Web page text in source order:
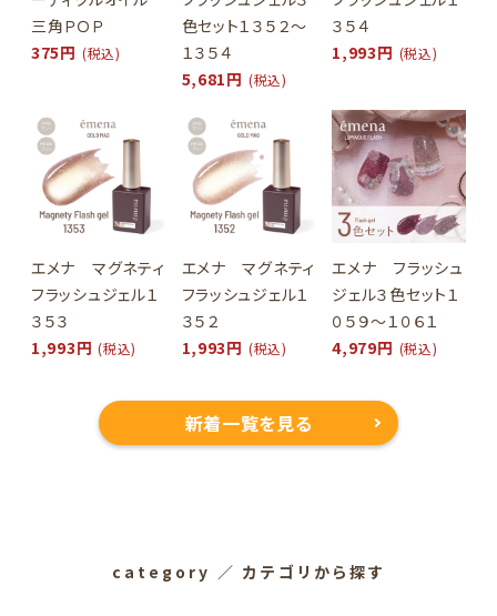
三角ＰＯＰ
375円 (税込)
色セット１３５２～
１３５４
5,681円 (税込)
３５４
1,993円 (税込)
エメナ マグネティ
フラッシュジェル１
３５３
1,993円 (税込)
エメナ マグネティ
フラッシュジェル１
３５２
1,993円 (税込)
エメナ フラッシュ
ジェル３色セット１
０５９～１０６１
4,979円 (税込)
新着一覧を見る
category ／ カテゴリから探す